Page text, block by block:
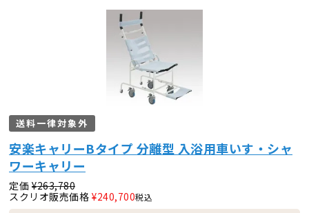
送料一律対象外
安楽キャリーBタイプ 分離型 入浴用車いす・シャ
ワーキャリー
定価 ¥263,780
スクリオ販売価格 ¥240,700税込